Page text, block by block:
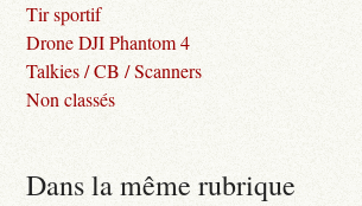
Tir sportif
Drone DJI Phantom 4
Talkies / CB / Scanners
Non classés
Dans la même rubrique